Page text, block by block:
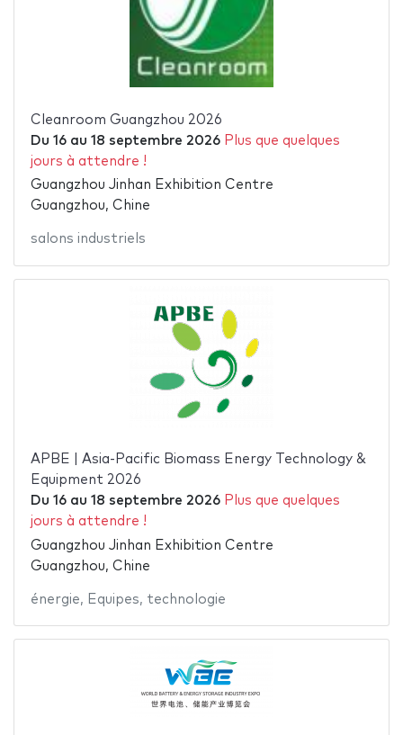
Cleanroom Guangzhou 2026
Du 16au 18 septembre 2026 Plus que quelques
jours à attendre !
Guangzhou Jinhan Exhibition Centre
Guangzhou, Chine
salons industriels
APBE | Asia-Pacific Biomass Energy Technology &
Equipment 2026
Du 16au 18 septembre 2026 Plus que quelques
jours à attendre !
Guangzhou Jinhan Exhibition Centre
Guangzhou, Chine
énergie, Equipes, technologie